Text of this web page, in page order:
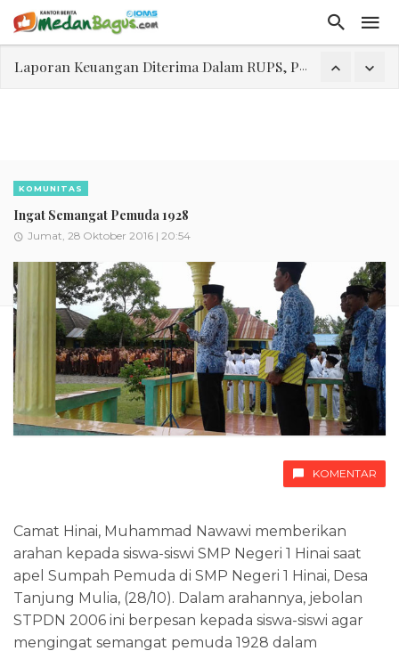
Laporan Keuangan Diterima Dalam RUPS, Pelaporan Hingga Penahanan Mantan Direktur PT GKS Dinilai Rancu
KOMUNITAS
Ingat Semangat Pemuda 1928
Jumat, 28 Oktober 2016 | 20:54
KOMENTAR
Camat Hinai, Muhammad Nawawi memberikan
arahan kepada siswa-siswi SMP Negeri 1 Hinai saat
apel Sumpah Pemuda di SMP Negeri 1 Hinai, Desa
Tanjung Mulia, (28/10). Dalam arahannya, jebolan
STPDN 2006 ini berpesan kepada siswa-siswi agar
mengingat semangat pemuda 1928 dalam